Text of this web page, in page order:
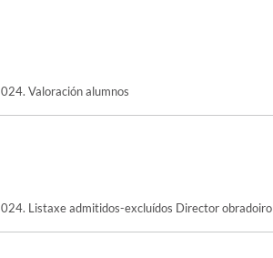
Valoración alumnos
Listaxe admitidos-excluídos Director obradoiro